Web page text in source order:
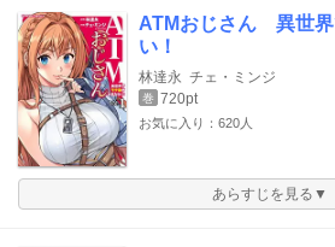
ATMおじさん 異世界
い！
林達永 チェ・ミンジ
巻 720pt
お気に入り：620人
あらすじを見る▼